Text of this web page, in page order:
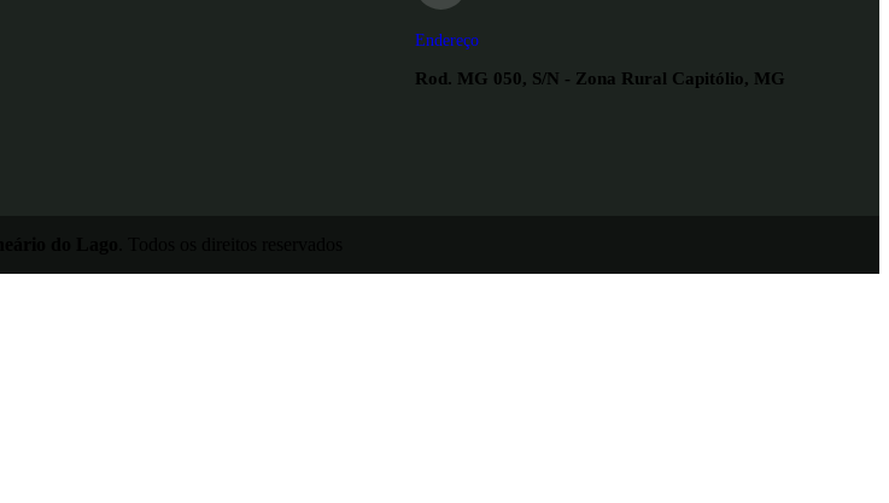
Endereço
Rod. MG 050, S/N - Zona Rural Capitólio, MG